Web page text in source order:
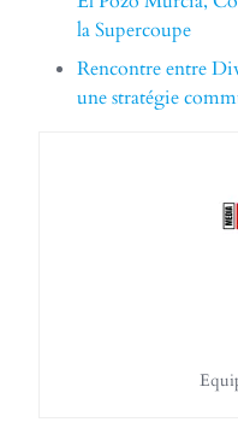
la Supercoupe
Rencontre entre
une stratégie